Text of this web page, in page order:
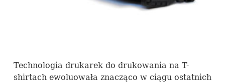
Technologia drukarek do drukowania na T-
shirtach ewoluowała znacząco w ciągu ostatnich